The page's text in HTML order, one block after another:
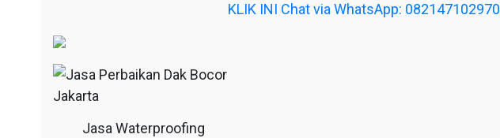
KLIK INI Chat via WhatsApp: 082147102970
Jasa Waterproofing